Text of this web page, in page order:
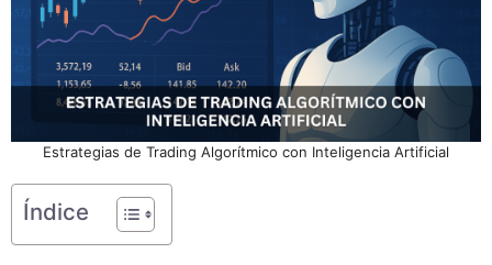
Estrategias de Trading Algorítmico con Inteligencia Artificial
Índice